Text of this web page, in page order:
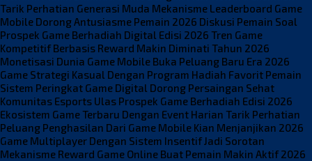
Tarik Perhatian Generasi Muda Mekanisme Leaderboard Game
Mobile Dorong Antusiasme Pemain 2026 Diskusi Pemain Soal
Prospek Game Berhadiah Digital Edisi 2026 Tren Game
Kompetitif Berbasis Reward Makin Diminati Tahun 2026
Monetisasi Dunia Game Mobile Buka Peluang Baru Era 2026
Game Strategi Kasual Dengan Program Hadiah Favorit Pemain
Sistem Peringkat Game Digital Dorong Persaingan Sehat
Komunitas Esports Ulas Prospek Game Berhadiah Edisi 2026
Ekosistem Game Terbaru Dengan Event Harian Tarik Perhatian
Peluang Penghasilan Dari Game Mobile Kian Menjanjikan 2026
Game Multiplayer Dengan Sistem Insentif Jadi Sorotan
Mekanisme Reward Game Online Buat Pemain Makin Aktif 2026